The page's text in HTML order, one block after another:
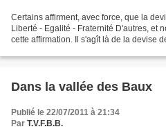
Certains affirment, avec force, que la
Liberté - Egalité - Fraternité D'autres, et
cette affirmation. Il s'agît là de la devise
Dans la vallée des Baux
Publié le 22/07/2011 à 21:34
Par T.V.F.B.B.